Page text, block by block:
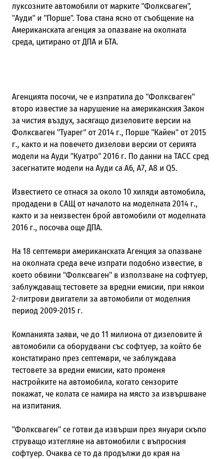
луксозните автомобили от марките "Фолксваген",
"Ауди" и "Порше". Това стана ясно от съобщение на
Американската агенция за опазване на околната
среда, цитирано от ДПА и БТА.
Агенцията посочи, че е изпратила до "Фолксваген"
второ известие за нарушение на американския Закон
за чистия въздух, засягащо дизеловите версии на
Фолксваген "Туарег" от 2014 г., Порше "Кайен" от 2015
г., както и на повечето дизелови версии от серията
модели на Ауди "Куатро" 2016 г. По данни на ТАСС сред
засегнатите модели на Ауди са А6, А7, А8 и Q5.
Известието се отнася за около 10 хиляди автомобила,
продадени в САЩ от началото на моделната 2014 г.,
както и за неизвестен брой автомобили от моделната
2016 г., посочва още ДПА.
На 18 септември американската Агенция за опазване
на околната среда вече изпрати подобно известие, в
което обвини "Фолксваген" в използване на софтуер,
заблуждаващ тестовете за вредни емисии, при някои
2-литрови двигатели за автомобили от моделния
период 2009-2015 г.
Компанията заяви, че до 11 милиона от дизеловите й
автомобили са оборудвани със софтуер, за който бе
констатирано през септември, че заблуждава
тестовете за вредни емисии, като променя
настройките на автомобила, когато сензорите
покажат, че колата се намира на място за извършване
на изпитания.
"Фолксваген" се готви да извърши през януари скъпо
струващо изтегляне на автомобили с въпросния
софтуер. Очаква се то да продължи до края на